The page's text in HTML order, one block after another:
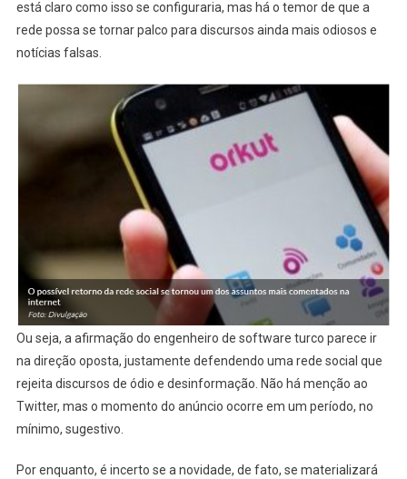
está claro como isso se configuraria, mas há o temor de que a
rede possa se tornar palco para discursos ainda mais odiosos e
notícias falsas.
Ou seja, a afirmação do engenheiro de software turco parece ir
na direção oposta, justamente defendendo uma rede social que
rejeita discursos de ódio e desinformação. Não há menção ao
Twitter, mas o momento do anúncio ocorre em um período, no
mínimo, sugestivo.
Por enquanto, é incerto se a novidade, de fato, se materializará